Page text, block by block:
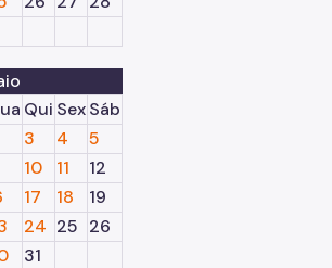
Qui SexSáb
3 4
5
10 11
12
17 18
19
24 25 26
31